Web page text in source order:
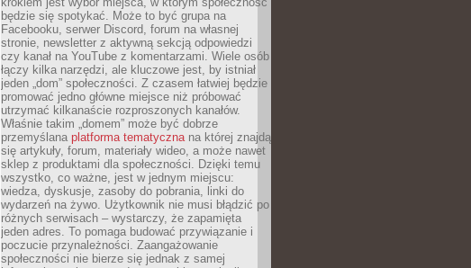
będzie się spotykać. Może to być grupa na
Facebooku, serwer Discord, forum na własnej
stronie, newsletter z aktywną sekcją odpowiedzi
czy kanał na YouTube z komentarzami. Wiele osób
łączy kilka narzędzi, ale kluczowe jest, by istniał
jeden „dom” społeczności. Z czasem łatwiej będzie
promować jedno główne miejsce niż próbować
utrzymać kilkanaście rozproszonych kanałów.
Właśnie takim „domem” może być dobrze
przemyślana platforma tematycznana której znajdą
się artykuły, forum, materiały wideo, a może nawet
sklep z produktami dla społeczności. Dzięki temu
wszystko, co ważne, jest w jednym miejscu:
wiedza, dyskusje, zasoby do pobrania, linki do
wydarzeń na żywo. Użytkownik nie musi błądzić po
różnych serwisach – wystarczy, że zapamięta
jeden adres. To pomaga budować przywiązanie i
poczucie przynależności. Zaangażowanie
społeczności nie bierze się jednak z samej